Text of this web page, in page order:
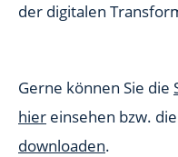
der digitalen
Gerne können Sie die
hier einsehen bzw. die
downloaden.